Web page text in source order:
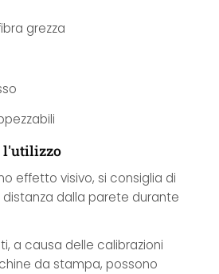
grezza
l'utilizzo
effetto visivo, si consiglia di
dalla parete durante
a causa delle calibrazioni
da stampa, possono